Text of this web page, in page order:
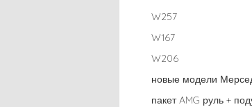
W257
W167
W206
новые модели
пакет AMG руль +